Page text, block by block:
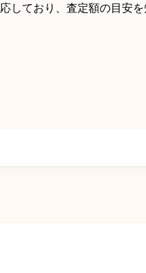
しており、査定額の目安